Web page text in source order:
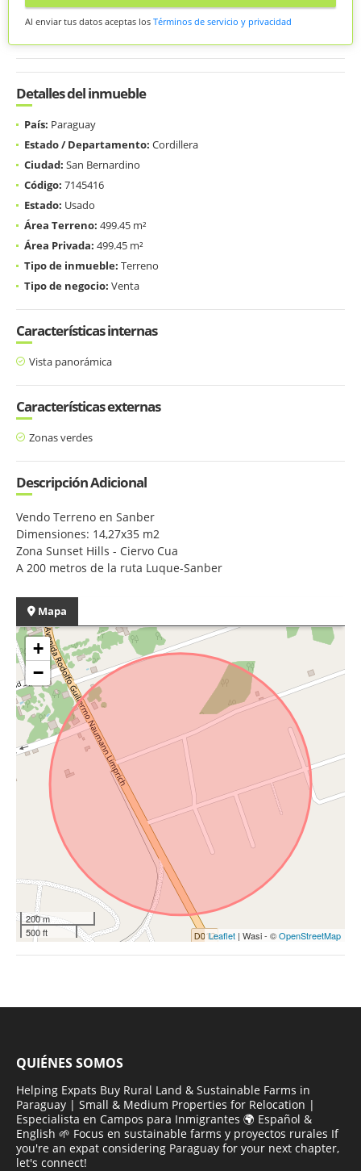
Al enviar tus datos aceptas los Términos de servicio y privacidad
Detalles del inmueble
País: Paraguay
Estado / Departamento: Cordillera
Ciudad: San Bernardino
Código: 7145416
Estado: Usado
Área Terreno: 499.45 m²
Área Privada: 499.45 m²
Tipo de inmueble: Terreno
Tipo de negocio: Venta
Características internas
Vista panorámica
Características externas
Zonas verdes
Descripción Adicional
Vendo Terreno en Sanber
Dimensiones: 14,27x35 m2
Zona Sunset Hills - Ciervo Cua
A 200 metros de la ruta Luque-Sanber
Mapa
+
−
200 m
500 ft
Leaflet | Wasi - ©OpenStreetMap
QUIÉNES SOMOS
Helping Expats Buy Rural Land & Sustainable Farms in
Paraguay | Small & Medium Properties for Relocation |
Especialista en Campos para Inmigrantes 🌍 Español &
English 🌱 Focus en sustainable farms y proyectos rurales If
you're an expat considering Paraguay for your next chapter,
let's connect!